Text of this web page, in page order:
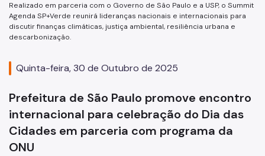
Realizado em parceria com o Governo de São Paulo e a USP, o Summit
Agenda SP+Verde reunirá lideranças nacionais e internacionais para
discutir finanças climáticas, justiça ambiental, resiliência urbana e
descarbonização.
Quinta-feira, 30 de Outubro de 2025
Prefeitura de São Paulo promove encontro
internacional para celebração do Dia das
Cidades em parceria com programa da
ONU